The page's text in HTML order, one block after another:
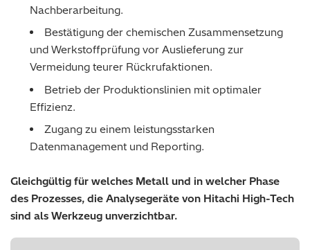
Nachberarbeitung.
Bestätigung der chemischen Zusammensetzung
und Werkstoffprüfung vor Auslieferung zur
Vermeidung teurer Rückrufaktionen.
Betrieb der Produktionslinien mit optimaler
Effizienz.
Zugang zu einem leistungsstarken
Datenmanagement und Reporting.
Gleichgültig für welches Metall und in welcher Phase
des Prozesses, die Analysegeräte von Hitachi High-Tech
sind als Werkzeug unverzichtbar.